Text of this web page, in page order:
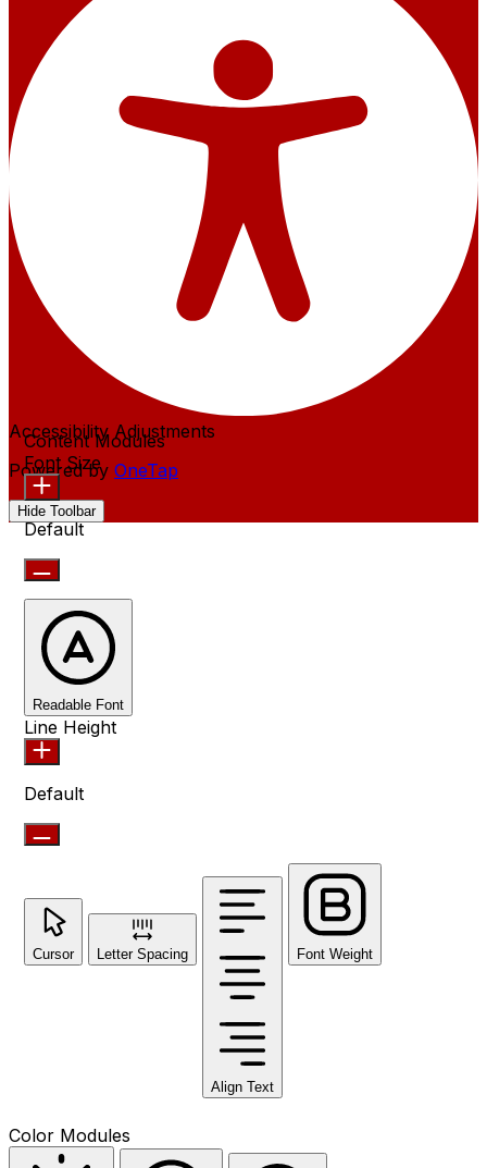
Accessibility Adjustments
Powered by OneTap
Hide Toolbar
Content Modules
Font Size
Default
Readable Font
Line Height
Default
Cursor Letter Spacing
Align Text
Font Weight
Color Modules